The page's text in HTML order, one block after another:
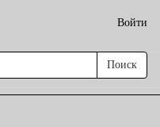
Войти
Поиск